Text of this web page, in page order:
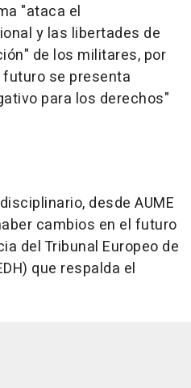
"ataca el
y las libertades de
de los militares, por
se presenta
para los derechos"
desde AUME
cambios en el futuro
del Tribunal Europeo de
que respalda el